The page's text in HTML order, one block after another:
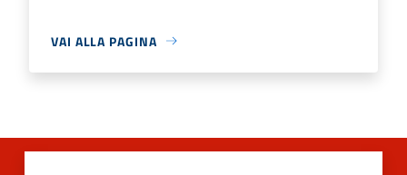
VAI ALLA PAGINA